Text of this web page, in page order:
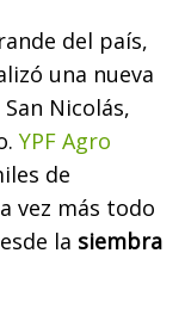
del país,
una nueva
Nicolás,
YPF Agro
de
vez más todo
la siembra